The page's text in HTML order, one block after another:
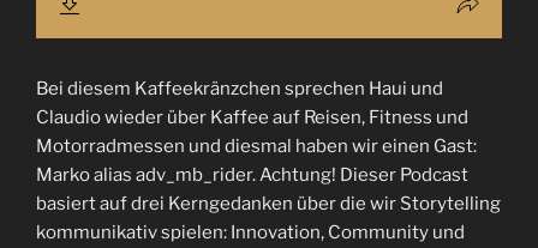
Bei diesem Kaffeekränzchen sprechen Haui und
Claudio wieder über Kaffee auf Reisen, Fitness und
Motorradmessen und diesmal haben wir einen Gast:
Marko alias adv_mb_rider. Achtung! Dieser Podcast
basiert auf drei Kerngedanken über die wir Storytelling
kommunikativ spielen: Innovation, Community und